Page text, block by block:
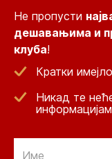
Не пропусти
дешавањима и
клуба!
Кратки
Никад те